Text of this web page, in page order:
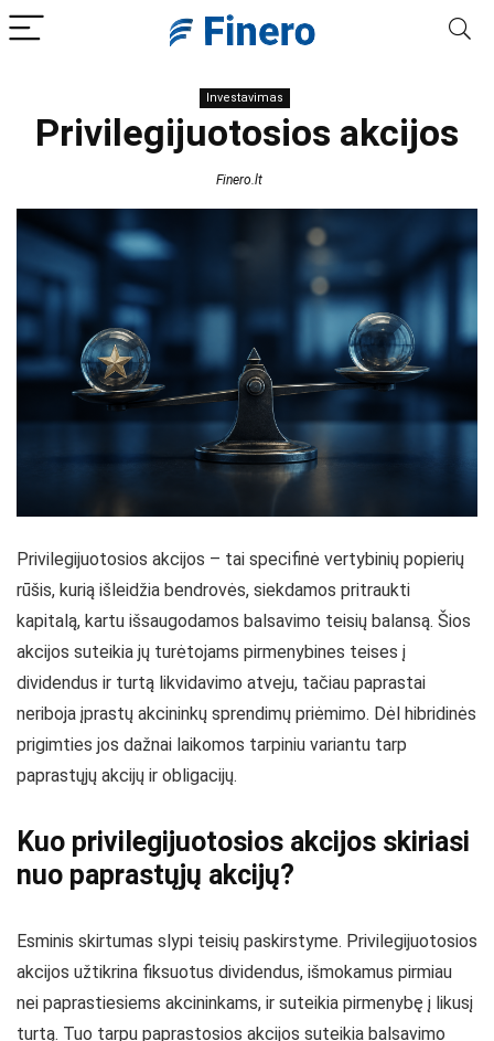
Investavimas
Privilegijuotosios akcijos
Finero.lt
Privilegijuotosios akcijos – tai specifinė vertybinių popierių
rūšis, kurią išleidžia bendrovės, siekdamos pritraukti
kapitalą, kartu išsaugodamos balsavimo teisių balansą. Šios
akcijos suteikia jų turėtojams pirmenybines teises į
dividendus ir turtą likvidavimo atveju, tačiau paprastai
neriboja įprastų akcininkų sprendimų priėmimo. Dėl hibridinės
prigimties jos dažnai laikomos tarpiniu variantu tarp
paprastųjų akcijų ir obligacijų.
Kuo privilegijuotosios akcijos skiriasi
nuo paprastųjų akcijų?
Esminis skirtumas slypi teisių paskirstyme. Privilegijuotosios
akcijos užtikrina fiksuotus dividendus, išmokamus pirmiau
nei paprastiesiems akcininkams, ir suteikia pirmenybę į likusį
turtą. Tuo tarpu paprastosios akcijos suteikia balsavimo